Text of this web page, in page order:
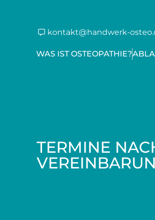
kontakt@handwerk-
WAS IST OSTEOPATHIE?
TERMINE